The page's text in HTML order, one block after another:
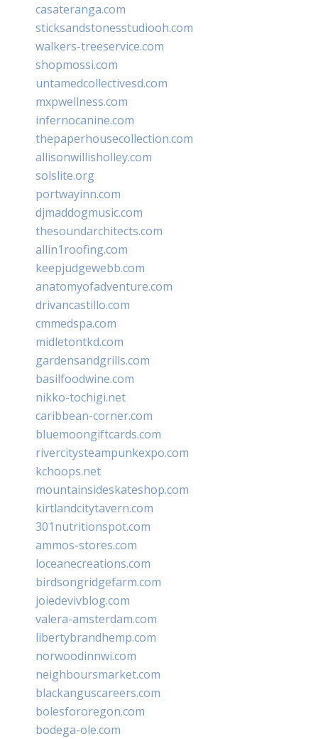
casateranga.com
sticksandstonesstudiooh.com
walkers-treeservice.com
shopmossi.com
untamedcollectivesd.com
mxpwellness.com
infernocanine.com
thepaperhousecollection.com
allisonwillisholley.com
solslite.org
portwayinn.com
djmaddogmusic.com
thesoundarchitects.com
allin1roofing.com
keepjudgewebb.com
anatomyofadventure.com
drivancastillo.com
cmmedspa.com
midletontkd.com
gardensandgrills.com
basilfoodwine.com
nikko-tochigi.net
caribbean-corner.com
bluemoongiftcards.com
rivercitysteampunkexpo.com
kchoops.net
mountainsideskateshop.com
kirtlandcitytavern.com
301nutritionspot.com
ammos-stores.com
loceanecreations.com
birdsongridgefarm.com
joiedevivblog.com
valera-amsterdam.com
libertybrandhemp.com
norwoodinnwi.com
neighboursmarket.com
blackanguscareers.com
bolesfororegon.com
bodega-ole.com